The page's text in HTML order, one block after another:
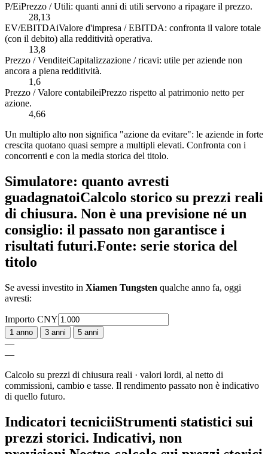
P/EiPrezzo / Utili: quanti anni di utili servono a ripagare il prezzo.
28,13
EV/EBITDAiValore d'impresa / EBITDA: confronta il valore totale
(con il debito) alla redditività operativa.
13,8
Prezzo / VenditeiCapitalizzazione / ricavi: utile per aziende non
ancora a piena redditività.
1,6
Prezzo / Valore contabileiPrezzo rispetto al patrimonio netto per
azione.
4,66
Un multiplo alto non significa "azione da evitare": le aziende in forte
crescita quotano quasi sempre a multipli elevati. Confronta con i
concorrenti e con la media storica del titolo.
Simulatore: quanto avresti
guadagnatoiCalcolo storico su prezzi reali
di chiusura. Non è una previsione né un
consiglio: il passato non garantisce i
risultati futuri.Fonte: serie storica del
titolo
Se avessi investito in Xiamen Tungsten qualche anno fa, oggi
avresti:
Importo CNY
1 anno 3 anni 5 anni
—
—
Calcolo su prezzi di chiusura reali · valori lordi, al netto di
commissioni, cambio e tasse. Il rendimento passato non è indicativo
di quello futuro.
Indicatori tecniciiStrumenti statistici sui
prezzi storici. Indicativi, non